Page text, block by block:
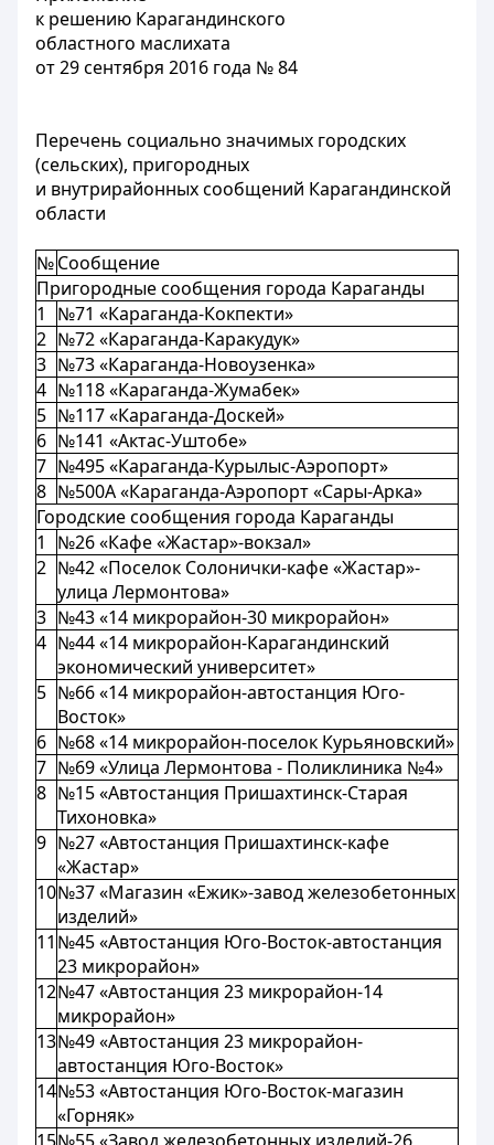
к решению Карагандинского
областного маслихата
от 29 сентября 2016 года № 84
Перечень социально значимых городских
(сельских), пригородных
и внутрирайонных сообщений Карагандинской
области
№Сообщение
Пригородные сообщения города Караганды
1
№71 «Караганда-Кокпекти»
2 №72 «Караганда-Каракудук»
3 №73 «Караганда-Новоузенка»
4 №118 «Караганда-Жумабек»
5 №117 «Караганда-Доскей»
6 №141 «Актас-Уштобе»
7 №495 «Караганда-Курылыс-Аэропорт»
8 №500А «Караганда-Аэропорт «Сары-Арка»
Городские сообщения города Караганды
1
№26 «Кафе «Жастар»-вокзал»
2 №42 «Поселок Солонички-кафе «Жастар»-
улица Лермонтова»
3 №43 «14 микрорайон-30 микрорайон»
4 №44 «14 микрорайон-Карагандинский
экономический университет»
5 №66 «14 микрорайон-автостанция Юго-
Восток»
6 №68 «14 микрорайон-поселок Курьяновский»
7 №69 «Улица Лермонтова - Поликлиника №4»
8 №15 «Автостанция Пришахтинск-Старая
Тихоновка»
9 №27 «Автостанция Пришахтинск-кафе
«Жастар»
10№37 «Магазин «Ежик»-завод железобетонных
изделий»
11 №45 «Автостанция Юго-Восток-автостанция
23 микрорайон»
12№47 «Автостанция 23 микрорайон-14
микрорайон»
13№49 «Автостанция 23 микрорайон-
автостанция Юго-Восток»
14№53 «Автостанция Юго-Восток-магазин
«Горняк»